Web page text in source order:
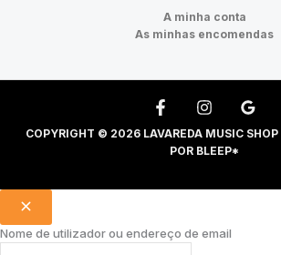
A minha conta
As minhas encomendas
COPYRIGHT © 2026 LAVAREDA MUSIC
POR BLEEP*
Nome de utilizador ou endereço de email